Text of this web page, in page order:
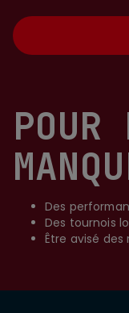
Des
Des tournois
Être avisé